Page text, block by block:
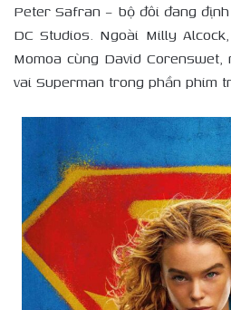
Peter Safran – bộ đôi đang
DC Studios. Ngoài Milly
Momoa cùng David Corenswet,
vai Superman trong phần phim